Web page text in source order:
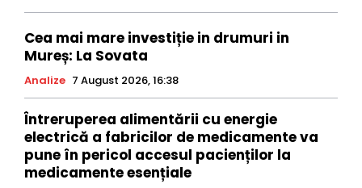
Cea mai mare investiție in drumuri in
Mureș: La Sovata
Analize 7 August 2026, 16:38
Întreruperea alimentării cu energie
electrică a fabricilor de medicamente va
pune în pericol accesul pacienților la
medicamente esențiale